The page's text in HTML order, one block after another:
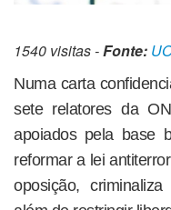
1540 visitas -Fonte:
Numa carta
sete relatores da
apoiados pela base
reformar a lei
oposição,